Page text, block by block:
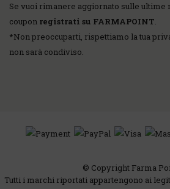
Se vuoi rimanere aggiornato sulle ultime
coupon registrati su FARMAPOINT.
*Non preoccuparti, rispettiamo la tua
non sarà condiviso.
© Copyright Farma
Tutti i marchi riportati appartengono ai